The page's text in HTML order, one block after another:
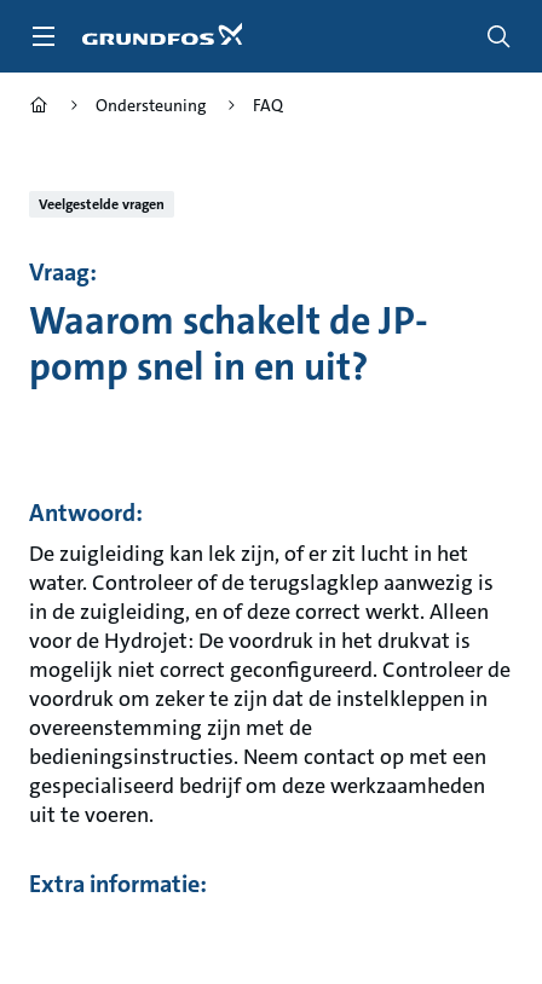
naar
Ondersteuning FAQ
Veelgestelde vragen
Vraag:
Waarom schakelt de JP-
pomp snel in en uit?
Antwoord:
De zuigleiding kan lek zijn, of er zit lucht in het
water. Controleer of de terugslagklep aanwezig is
in de zuigleiding, en of deze correct werkt. Alleen
voor de Hydrojet: De voordruk in het drukvat is
mogelijk niet correct geconfigureerd. Controleer de
voordruk om zeker te zijn dat de instelkleppen in
overeenstemming zijn met de
bedieningsinstructies. Neem contact op met een
gespecialiseerd bedrijf om deze werkzaamheden
uit te voeren.
Extra informatie: